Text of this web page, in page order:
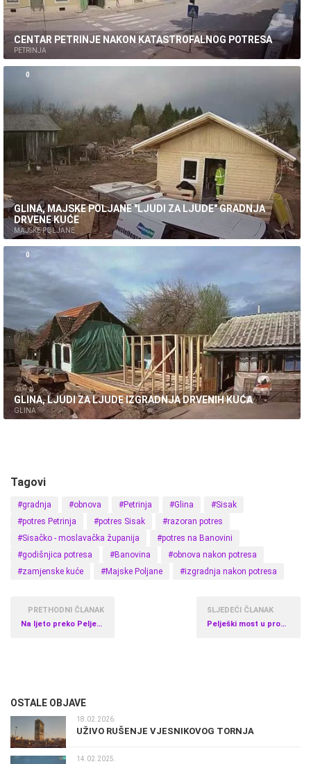
CENTAR PETRINJE NAKON KATASTROFALNOG POTRESA
PETRINJA
0
GLINA, MAJSKE POLJANE "LJUDI ZA LJUDE" GRADNJA
DRVENE KUĆE
MAJSKE POLJANE
0
GLINA, LJUDI ZA LJUDE IZGRADNJA DRVENIH KUĆA
GLINA
Tagovi
#gradnja #obnova #Petrinja #Glina
#Sisak
#potres Petrinja
#potres Sisak
#razoran potres
#Sisačko - moslavačka županija
#potres na Banovini
#godišnjica potresa
#Banovina
#obnova nakon potresa
#zamjenske kuće
#Majske Poljane #izgradnja nakon potresa
PRETHODNI ČLANAK
Na ljeto preko Pelješkog mosta
SLJEDEĆI ČLANAK
Pelješki most u problemima
OSTALE OBJAVE
18.02.2026.
UŽIVO RUŠENJE VJESNIKOVOG TORNJA
14.02.2025.